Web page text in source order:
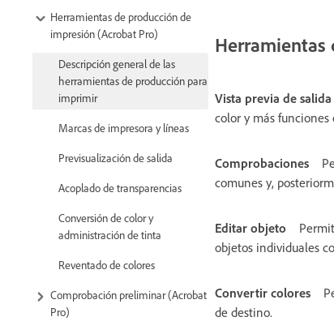
Herramientas de producción de
impresión (Acrobat Pro)
Descripción general de las
herramientas de producción para
imprimir
Marcas de impresora y líneas
Previsualización de salida
Acoplado de transparencias
Conversión de color y
administración de tinta
Reventado de colores
Comprobación preliminar (Acrobat
Pro)
Herramientas
Vista previa de salida
color y más funciones
Comprobaciones
comunes y,
Editar objeto
objetos individuales
Convertir colores
de destino.